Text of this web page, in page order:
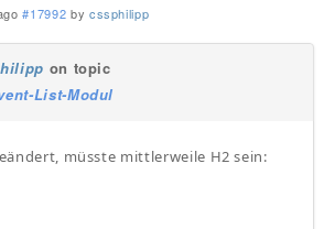
#17992 by cssphilipp
on topic
List-Modul
müsste mittlerweile H2 sein: